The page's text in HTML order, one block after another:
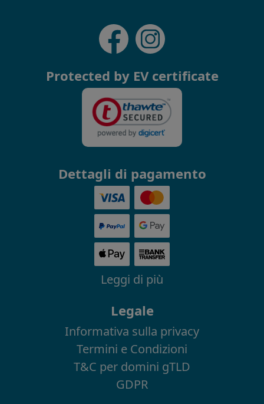
Protected by EV certificate
Dettagli di pagamento
Leggi di più
Legale
Informativa sulla privacy
Termini e Condizioni
T&C per domini gTLD
GDPR